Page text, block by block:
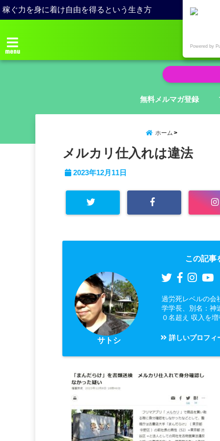
稼ぐ力を身に着け自由を得るという生き方
menu
無料メルマガ登録
ホーム
メルカリ仕入れは違法
2023年12月11日
この記事
サトシ
過労死レベルの会
学学長、別名：神
０名超え 収入を
詳しいプロフィ
Powered by